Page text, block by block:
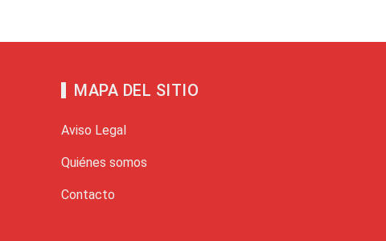
MAPA DEL SITIO
Aviso Legal
Quiénes somos
Contacto